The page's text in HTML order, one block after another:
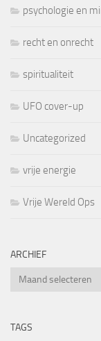
psychologie en
recht en onrecht
spiritualiteit
UFO cover-up
Uncategorized
vrije energie
Vrije Wereld Ops
ARCHIEF
Archief
TAGS